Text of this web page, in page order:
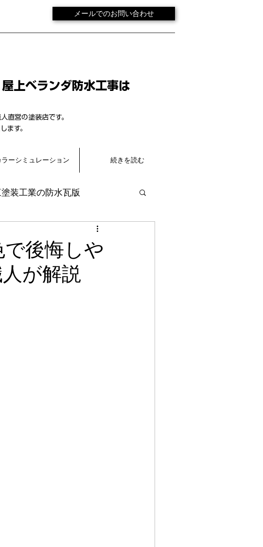
メールでのお問い合わせ
上ベランダ防水工事は
直営の塗装店です。
ます。
ラーシミュレーション 続きを読む
装工業の防水瓦版
ロアタイル シート貼り
後悔しや
が解説